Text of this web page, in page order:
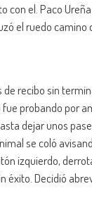
el. Paco
el ruedo camino
recibo sin
probando por
dejar unos
se coló
izquierdo,
Decidió